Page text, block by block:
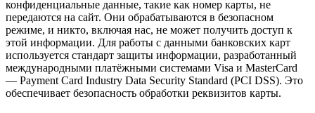
конфиденциальные данные, такие как номер карты, не
передаются на сайт. Они обрабатываются в безопасном
режиме, и никто, включая нас, не может получить доступ к
этой информации. Для работы с данными банковских карт
используется стандарт защиты информации, разработанный
международными платёжными системами Visa и MasterCard
— Payment Card Industry Data Security Standard (PCI DSS). Это
обеспечивает безопасность обработки реквизитов карты.